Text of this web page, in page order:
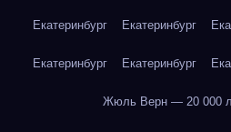
Екатеринбург Екатеринбург
Екатеринбург Екатеринбург
Жюль Верн — 20 000